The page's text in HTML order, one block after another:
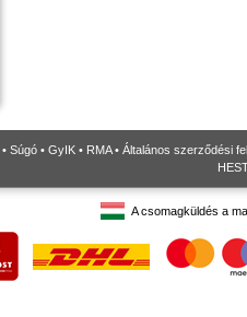
• Súgó • GyIK • RMA• Általános szerződési
A csomagküldés a